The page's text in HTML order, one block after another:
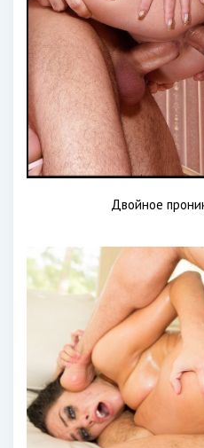
Двойное